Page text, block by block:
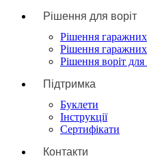
Рішення для воріт
Рішення гаражних
Рішення
Рішення воріт
Підтримка
Буклети
Інструкції
Сертифікати
Контакти